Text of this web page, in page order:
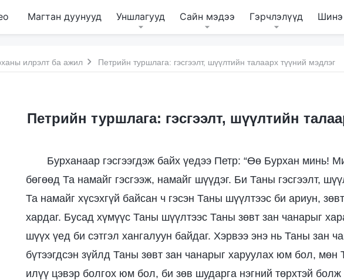
Магтан дуунууд Уншлагууд Сайн мэдээ Гэрчлэлүүд Шинэ
илрэлт ба ажил Петрийн туршлага: гэсгээлт, шүүлтийн талаарх түүний мэдлэг
Петрийн туршлага: гэсгээлт, шүүлтийн
Бурханаар гэсгээгдэж байх үедээ Петр: “Өө Бурхан минь!
бөгөөд Та намайг гэсгээж, намайг шүүдэг. Би Таны гэсгээлт,
Та намайг хүсэхгүй байсан ч гэсэн Таны шүүлтээс би ариун,
хардаг. Бусад хүмүүс Таны шүүлтээс Таны зөвт зан чанарыг
шүүх үед би сэтгэл хангалуун байдаг. Хэрвээ энэ нь Таны зан
бүтээгдсэн зүйлд Таны зөвт зан чанарыг харуулах юм бол, мөн
илүү цэвэр болгох юм бол, би зөв шударга нэгний төрхтэй